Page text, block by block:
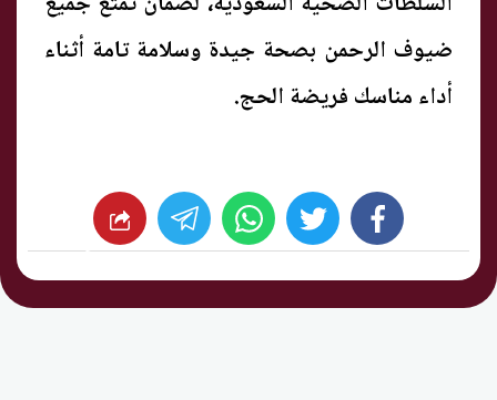
ضيوف الرحمن بصحة جيدة وسلامة تامة أثناء
أداء مناسك فريضة الحج.
facebook
twitter
whats شارك